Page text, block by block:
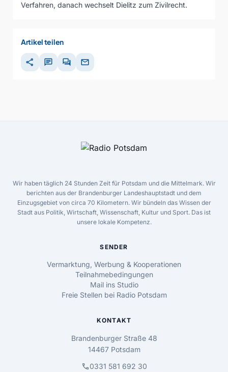
Verfahren, danach wechselt Dielitz zum Zivilrecht.
Artikel teilen
share chat forum mail
Wir haben täglich 24 Stunden Zeit für Potsdam und die Mittelmark. Wir
berichten aus der Brandenburger Landeshauptstadt und dem
Einzugsgebiet von circa 70 Kilometern. Wir bündeln das Wissen der
Stadt aus Politik, Wirtschaft, Wissenschaft, Kultur und Sport. Das ist
unsere lokale Kompetenz.
SENDER
Vermarktung, Werbung & Kooperationen
Teilnahmebedingungen
Mail ins Studio
Freie Stellen bei Radio Potsdam
KONTAKT
Brandenburger Straße 48
14467 Potsdam
call0331 581 692 30